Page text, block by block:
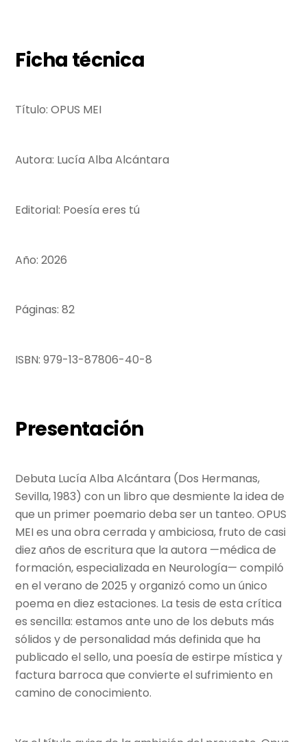
Ficha técnica
Título: OPUS MEI
Autora: Lucía Alba Alcántara
Editorial: Poesía eres tú
Año: 2026
Páginas: 82
ISBN: 979-13-87806-40-8
Presentación
Debuta Lucía Alba Alcántara (Dos Hermanas,
Sevilla, 1983) con un libro que desmiente la idea de
que un primer poemario deba ser un tanteo. OPUS
MEI es una obra cerrada y ambiciosa, fruto de casi
diez años de escritura que la autora —médica de
formación, especializada en Neurología— compiló
en el verano de 2025 y organizó como un único
poema en diez estaciones. La tesis de esta crítica
es sencilla: estamos ante uno de los debuts más
sólidos y de personalidad más definida que ha
publicado el sello, una poesía de estirpe mística y
factura barroca que convierte el sufrimiento en
camino de conocimiento.